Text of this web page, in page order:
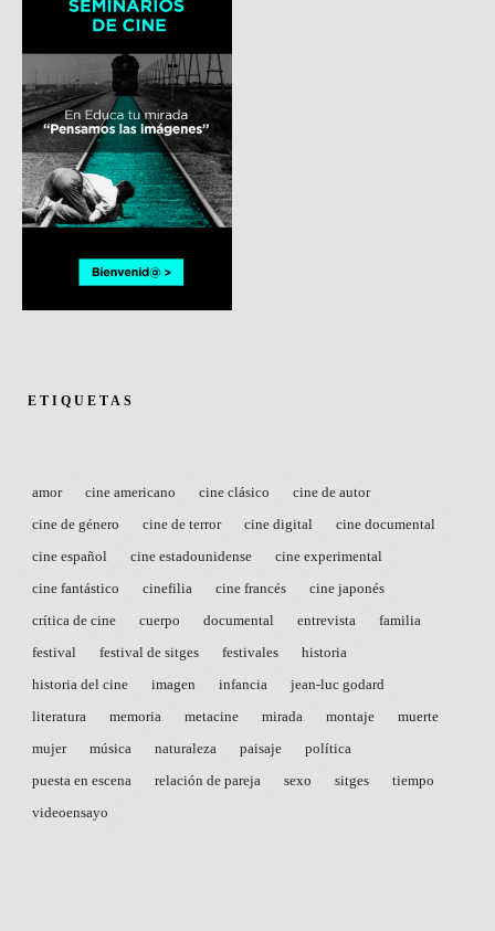
ETIQUETAS
amor cine americano cine clásico
cine de autor
cine de género
cine de terror cine digital
cine documental
cine español
cine estadounidense
cine experimental
cine fantástico
cinefilia cine francés
cine japonés
crítica de cine
cuerpo documental entrevista
familia
festival
festival de sitges festivales
historia
historia del cine
imagen infancia
jean-luc godard
literatura
memoria metacine mirada montaje
muerte
mujer
música naturaleza paisaje
política
puesta en escena
relación de pareja sexo sitges
tiempo
videoensayo